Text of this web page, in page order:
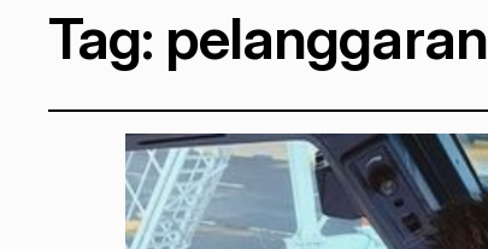
Tag: pelanggaran